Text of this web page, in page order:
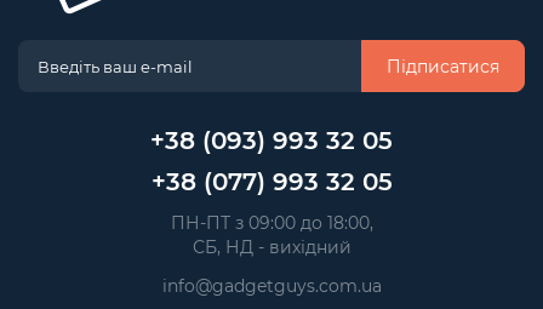
Підписатися
+38 (093) 993 32 05
+38 (077) 993 32 05
ПН-ПТ з 09:00 до 18:00,
СБ, НД - вихідний
info@gadgetguys.com.ua